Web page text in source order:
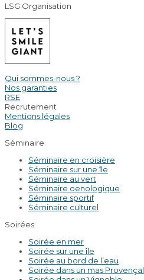
LSG Organisation
Qui sommes-nous ?
Nos garanties
RSE
Recrutement
Mentions légales
Blog
Séminaire
Séminaire en croisière
Séminaire sur une île
Séminaire au vert
Séminaire oenologique
Séminaire sportif
Séminaire culturel
Soirées
Soirée en mer
Soirée sur une île
Soirée au bord de l’eau
Soirée dans un mas Provençal